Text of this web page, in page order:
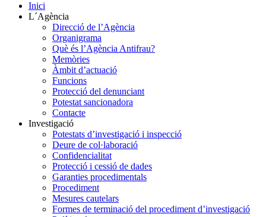
Inici
L´Agència
Direcció de l’Agència
Organigrama
Què és l’Agència Antifrau?
Memòries
Àmbit d’actuació
Funcions
Protecció del denunciant
Potestat sancionadora
Contacte
Investigació
Potestats d’investigació i inspecció
Deure de col·laboració
Confidencialitat
Protecció i cessió de dades
Garanties procedimentals
Procediment
Mesures cautelars
Formes de terminació del procediment d’investigació